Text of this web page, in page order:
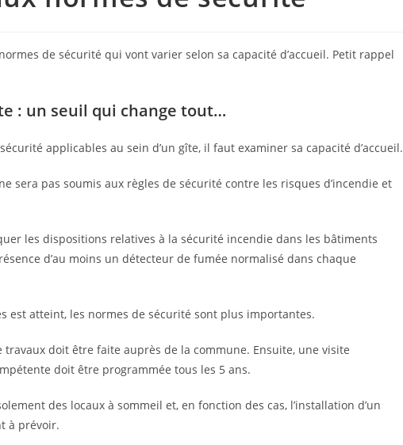
de sécurité qui vont varier selon sa capacité d’accueil. Petit rappel
: un seuil qui change tout…
applicables au sein d’un gîte, il faut examiner sa capacité d’accueil.
sera pas soumis aux règles de sécurité contre les risques d’incendie et
les dispositions relatives à la sécurité incendie dans les bâtiments
d’au moins un détecteur de fumée normalisé dans chaque
est atteint, les normes de sécurité sont plus importantes.
travaux doit être faite auprès de la commune. Ensuite, une visite
doit être programmée tous les 5 ans.
des locaux à sommeil et, en fonction des cas, l’installation d’un
à prévoir.